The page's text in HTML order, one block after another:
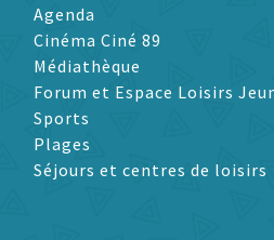
Agenda
Cinéma Ciné 89
Médiathèque
Forum et Espace Loisirs
Sports
Plages
Séjours et centres de loisirs